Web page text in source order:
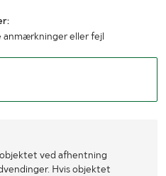
anmærkninger eller fejl
ved afhentning
Hvis objektet